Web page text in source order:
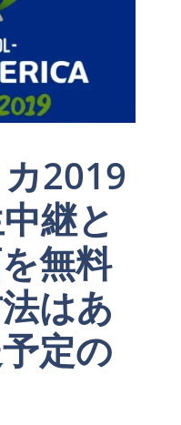
2019
継と
無料
はあ
定の